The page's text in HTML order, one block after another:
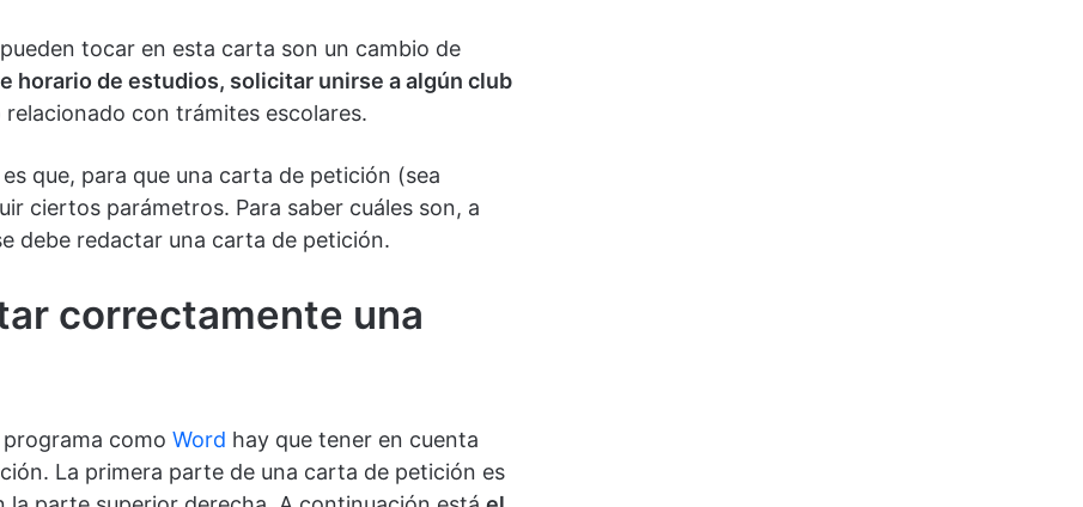
tocar en esta carta son un cambio de
horario de estudios, solicitar unirse a algún club
con trámites escolares.
que, para que una carta de petición (sea
ciertos parámetros. Para saber cuáles son, a
debe redactar una carta de petición.
correctamente una
como Word hay que tener en cuenta
La primera parte de una carta de petición es